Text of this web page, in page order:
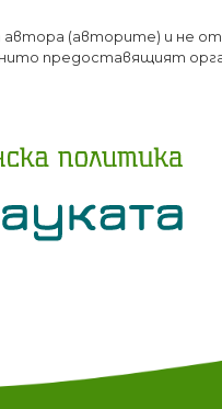
автора (авторите) и не
предоставящият